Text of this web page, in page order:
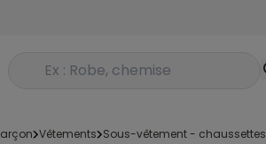
Rechercher un produit
garçon vêtements sous-vêtement - chaussettes